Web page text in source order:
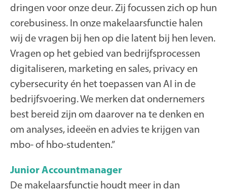
dringen voor onze deur. Zij focussen zich op hun
corebusiness. In onze makelaarsfunctie halen
wij de vragen bij hen op die latent bij hen leven.
Vragen op het gebied van bedrijfsprocessen
digitaliseren, marketing en sales, privacy en
cybersecurity én het toepassen van AI in de
bedrijfsvoering. We merken dat ondernemers
best bereid zijn om daarover na te denken en
om analyses, ideeën en advies te krijgen van
mbo- of hbo-studenten.”
Junior Accountmanager
De makelaarsfunctie houdt meer in dan